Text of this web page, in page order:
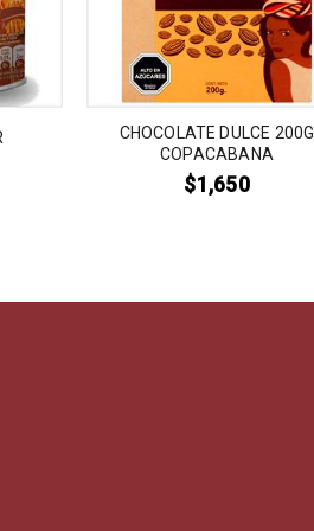
CHOCOLATE DULCE 200G
COPACABANA
$1,650